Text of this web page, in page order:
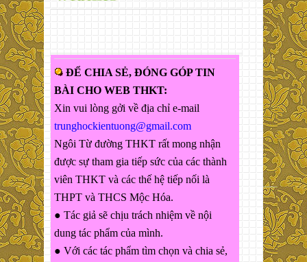
ĐỂ CHIA SẺ, ĐÓNG GÓP TIN
BÀI CHO WEB THKT:
Xin vui lòng gởi về địa chỉ e-mail
trunghockientuong@gmail.com
Ngôi Từ đường THKT rất mong nhận
được sự tham gia tiếp sức của các thành
viên THKT và các thế hệ tiếp nối là
THPT và THCS Mộc Hóa.
● Tác giả sẽ chịu trách nhiệm về nội
dung tác phẩm của mình.
● Với các tác phẩm tìm chọn và chia sẻ,